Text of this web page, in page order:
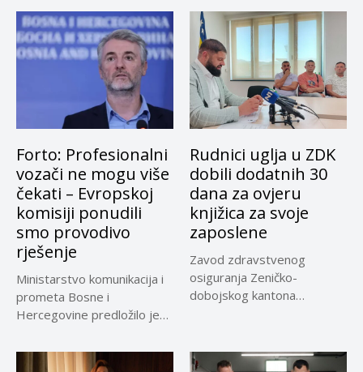
Forto: Profesionalni
vozači ne mogu više
čekati – Evropskoj
komisiji ponudili
smo provodivo
rješenje
Ministarstvo komunikacija i
prometa Bosne i
Hercegovine predložilo je
privremeno...
Rudnici uglja u ZDK
dobili dodatnih 30
dana za ovjeru
knjižica za svoje
zaposlene
Zavod zdravstvenog
osiguranja Zeničko-
dobojskog kantona